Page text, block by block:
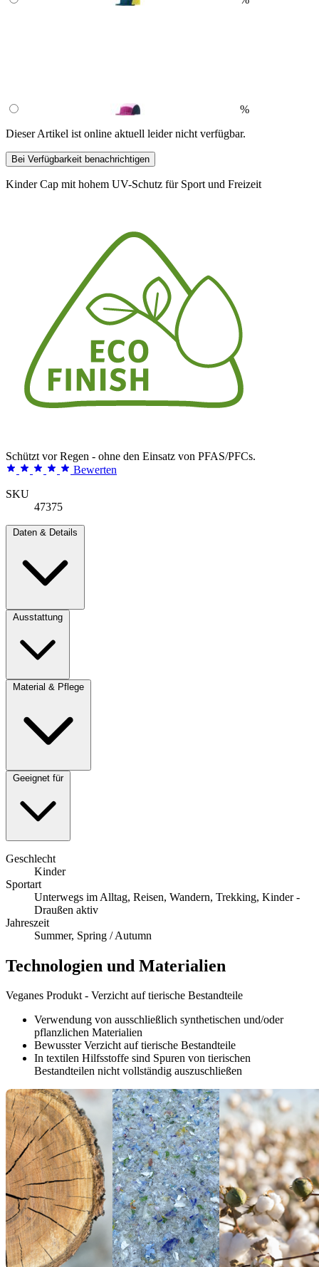
%
Dieser Artikel ist online aktuell leider nicht verfügbar.
Bei Verfügbarkeit benachrichtigen
Kinder Cap mit hohem UV-Schutz für Sport und Freizeit
Schützt vor Regen - ohne den Einsatz von PFAS/PFCs.
Bewerten
SKU
47375
Daten & Details
Ausstattung
Material & Pflege
Geeignet für
Geschlecht
Kinder
Sportart
Unterwegs im Alltag, Reisen, Wandern, Trekking, Kinder -
Draußen aktiv
Jahreszeit
Summer, Spring / Autumn
Technologien und Materialien
Veganes Produkt - Verzicht auf tierische Bestandteile
Verwendung von ausschließlich synthetischen und/oder
pflanzlichen Materialien
Bewusster Verzicht auf tierische Bestandteile
In textilen Hilfsstoffe sind Spuren von tierischen
Bestandteilen nicht vollständig auszuschließen